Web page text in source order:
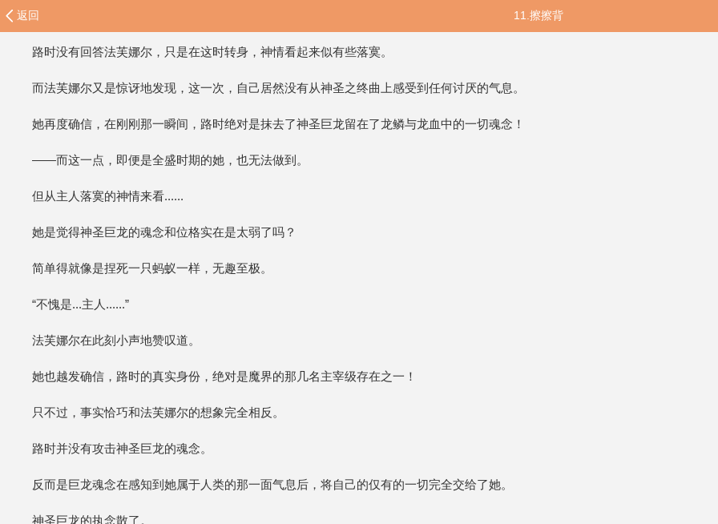
返回 11.擦擦背
路时没有回答法芙娜尔，只是在这时转身，神情看起来似有些落寞。
而法芙娜尔又是惊讶地发现，这一次，自己居然没有从神圣之终曲上感受到任何讨厌的气息。
她再度确信，在刚刚那一瞬间，路时绝对是抹去了神圣巨龙留在了龙鳞与龙血中的一切魂念！
——而这一点，即便是全盛时期的她，也无法做到。
但从主人落寞的神情来看......
她是觉得神圣巨龙的魂念和位格实在是太弱了吗？
简单得就像是捏死一只蚂蚁一样，无趣至极。
“不愧是...主人......”
法芙娜尔在此刻小声地赞叹道。
她也越发确信，路时的真实身份，绝对是魔界的那几名主宰级存在之一！
只不过，事实恰巧和法芙娜尔的想象完全相反。
路时并没有攻击神圣巨龙的魂念。
反而是巨龙魂念在感知到她属于人类的那一面气息后，将自己的仅有的一切完全交给了她。
神圣巨龙的执念散了。